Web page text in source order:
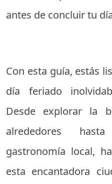
antes de concluir tu
Con esta guía, estás
día feriado
Desde explorar la
alrededores
gastronomía local,
esta encantadora